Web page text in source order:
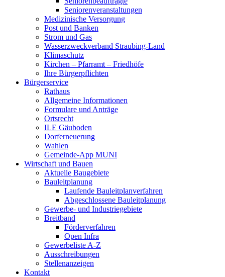
Seniorenveranstaltungen
Medizinische Versorgung
Post und Banken
Strom und Gas
Wasserzweckverband Straubing-Land
Klimaschutz
Kirchen – Pfarramt – Friedhöfe
Ihre Bürgerpflichten
Bürgerservice
Rathaus
Allgemeine Informationen
Formulare und Anträge
Ortsrecht
ILE Gäuboden
Dorferneuerung
Wahlen
Gemeinde-App MUNI
Wirtschaft und Bauen
Aktuelle Baugebiete
Bauleitplanung
Laufende Bauleitplanverfahren
Abgeschlossene Bauleitplanung
Gewerbe- und Industriegebiete
Breitband
Förderverfahren
Open Infra
Gewerbeliste A-Z
Ausschreibungen
Stellenanzeigen
Kontakt